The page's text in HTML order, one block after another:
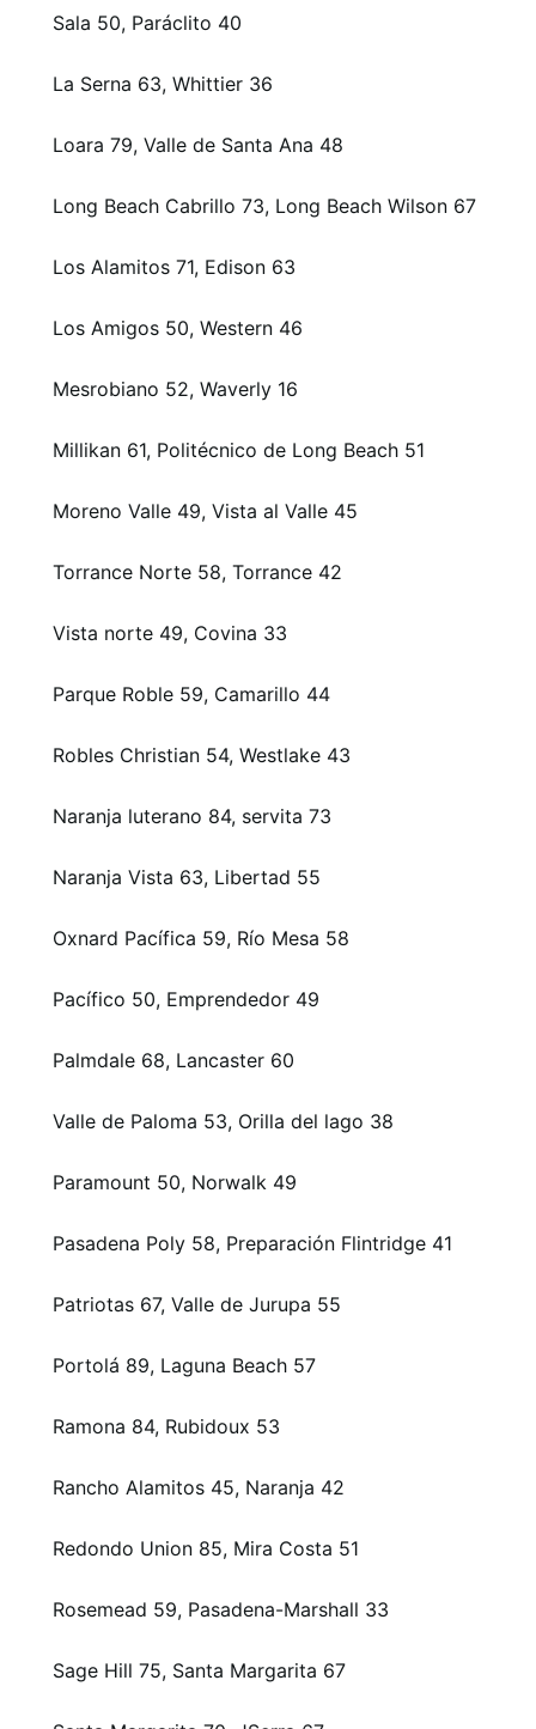
Sala 50, Paráclito 40
La Serna 63, Whittier 36
Loara 79, Valle de Santa Ana 48
Long Beach Cabrillo 73, Long Beach Wilson 67
Los Alamitos 71, Edison 63
Los Amigos 50, Western 46
Mesrobiano 52, Waverly 16
Millikan 61, Politécnico de Long Beach 51
Moreno Valle 49, Vista al Valle 45
Torrance Norte 58, Torrance 42
Vista norte 49, Covina 33
Parque Roble 59, Camarillo 44
Robles Christian 54, Westlake 43
Naranja luterano 84, servita 73
Naranja Vista 63, Libertad 55
Oxnard Pacífica 59, Río Mesa 58
Pacífico 50, Emprendedor 49
Palmdale 68, Lancaster 60
Valle de Paloma 53, Orilla del lago 38
Paramount 50, Norwalk 49
Pasadena Poly 58, Preparación Flintridge 41
Patriotas 67, Valle de Jurupa 55
Portolá 89, Laguna Beach 57
Ramona 84, Rubidoux 53
Rancho Alamitos 45, Naranja 42
Redondo Union 85, Mira Costa 51
Rosemead 59, Pasadena-Marshall 33
Sage Hill 75, Santa Margarita 67